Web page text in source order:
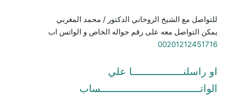
للتواصل مع الشيخ الروحاني الدكتور / محمد المغربي
يمكن التواصل معه على رقم جواله الخاص و الواتس اب
00201212451716
او راسلنـــــــــــــــــا علي
الواتـــــــــــــــــــــــــــــــــساب